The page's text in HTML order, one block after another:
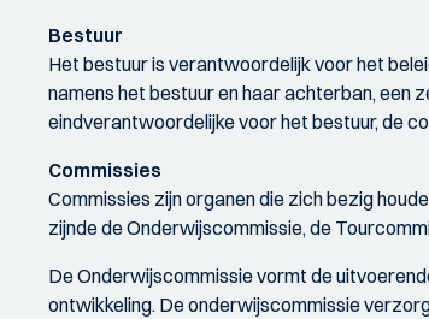
Bestuur
Het bestuur is verantwoordelijk voor het
namens het bestuur en haar achterban, een
eindverantwoordelijke voor het bestuur, de
Commissies
Commissies zijn organen die zich bezig
zijnde de Onderwijscommissie, de
De Onderwijscommissie vormt de
ontwikkeling. De onderwijscommissie